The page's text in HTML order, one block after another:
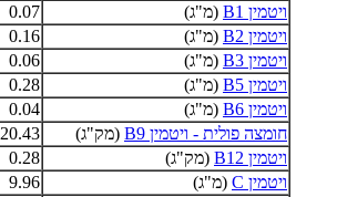
ויטמין B1
(מ"ג) 0.07
ויטמין B2
(מ"ג) 0.16
ויטמין B3
(מ"ג) 0.06
ויטמין B5
(מ"ג) 0.28
ויטמין B6
(מ"ג) 0.04
חומצה פולית - ויטמין B9
(מק"ג) 20.43
ויטמין B12
(מק"ג) 0.28
ויטמין C
(מ"ג) 9.96